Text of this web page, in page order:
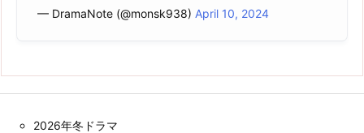
— DramaNote (@monsk938) April 10, 2024
2026年冬ドラマ